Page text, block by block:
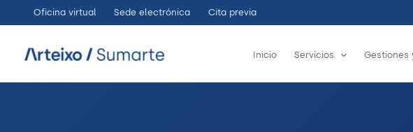
al
contenido
Oficina virtual Sede electrónica Cita previa
Inicio Servicios Gestiones